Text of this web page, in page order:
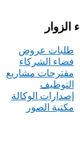
الزوار
طلبات عروض
فضاء الشركاء
مقترحات مشاريع
التوظيف
إصدارات الوكالة
مكتبة الصور